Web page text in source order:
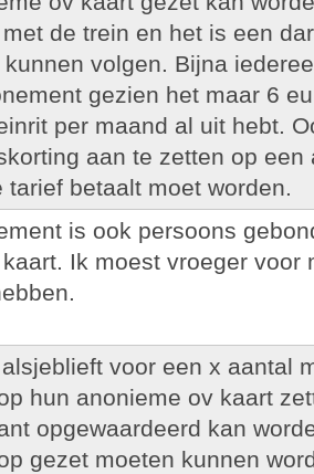
de trein en het is een
volgen. Bijna
gezien het maar 6
per maand al uit hebt.
aan te zetten op
tarief betaalt moet worden.
is ook persoons
Ik moest vroeger voor
voor een x aantal
hun anonieme ov kaart
opgewaardeerd kan
gezet moeten kunnen